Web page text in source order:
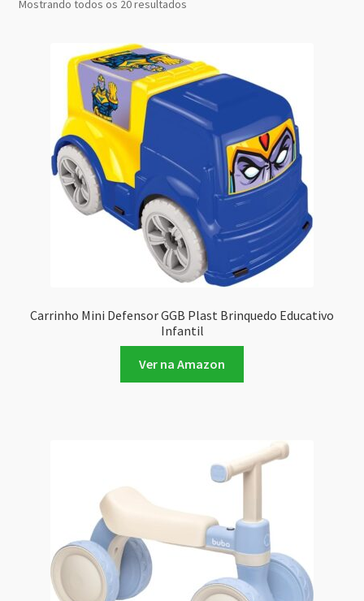
Mostrando todos os 20 resultadosClassificado
recente
Carrinho Mini Defensor GGB Plast Brinquedo Educativo
Infantil
Ver na Amazon